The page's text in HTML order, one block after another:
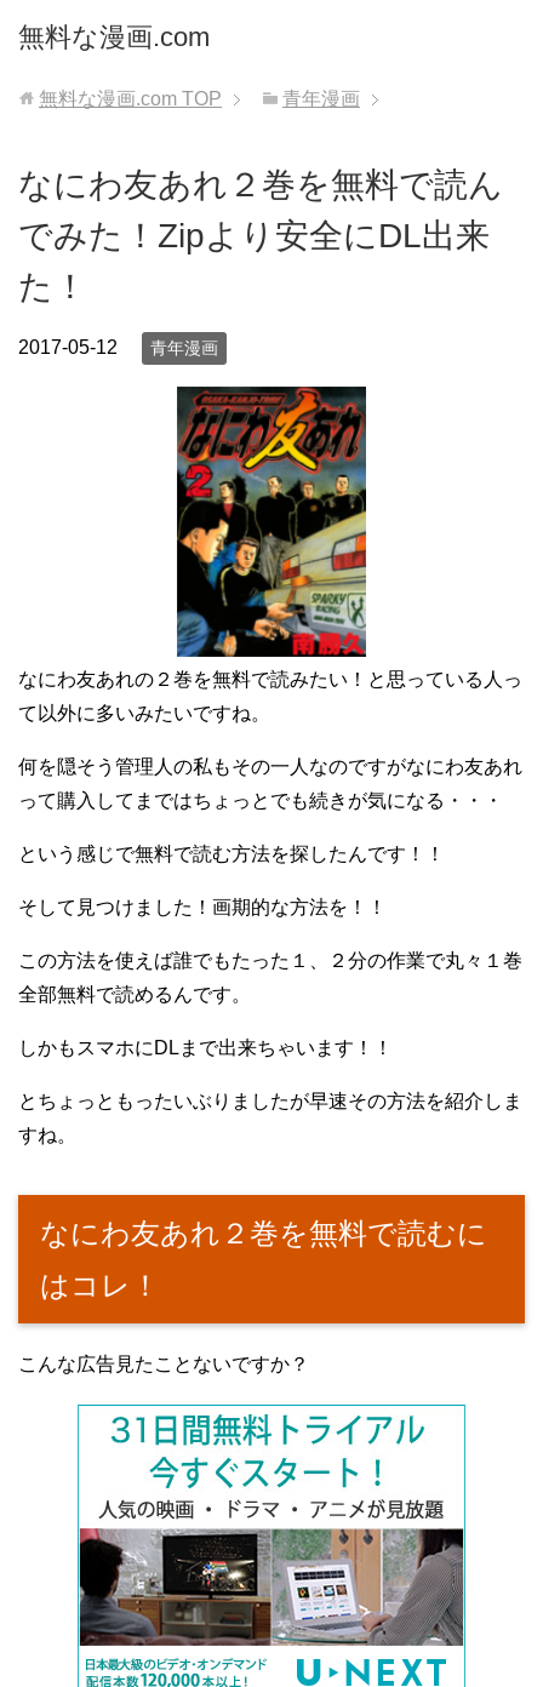
無料な漫画.com
無料な漫画.com TOP 青年漫画
なにわ友あれ２巻を無料で読ん
でみた！Zipより安全にDL出来
た！
2017-05-12 青年漫画
なにわ友あれの２巻を無料で読みたい！と思っている人っ
て以外に多いみたいですね。
何を隠そう管理人の私もその一人なのですがなにわ友あれ
って購入してまではちょっとでも続きが気になる・・・
という感じで無料で読む方法を探したんです！！
そして見つけました！画期的な方法を！！
この方法を使えば誰でもたった１、２分の作業で丸々１巻
全部無料で読めるんです。
しかもスマホにDLまで出来ちゃいます！！
とちょっともったいぶりましたが早速その方法を紹介しま
すね。
なにわ友あれ２巻を無料で読むに
はコレ！
こんな広告見たことないですか？